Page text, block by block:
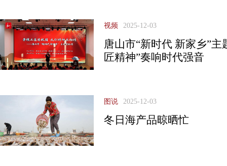
视频 2025-12-03
唐山市“新时代 新家乡”主
匠精神”奏响时代强音
图说 2025-12-03
冬日海产品晾晒忙